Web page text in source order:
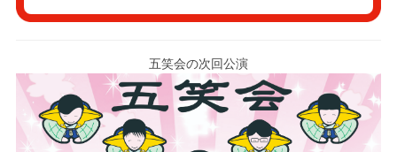
五笑会の次回公演